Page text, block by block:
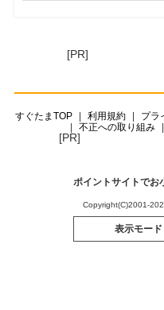
[PR]
すぐたまTOP 利用規約 プラ
不正への取り組み
[PR]
ポイントサイトでお
Copyright(C)2001-
表示モード